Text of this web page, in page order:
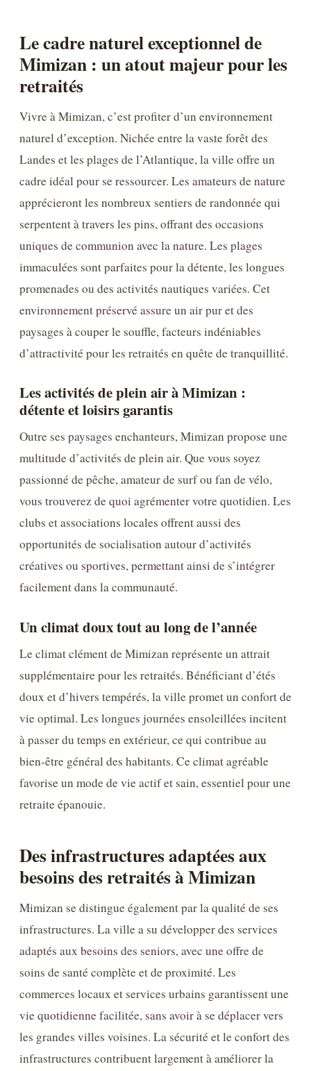
Le cadre naturel exceptionnel de
Mimizan : un atout majeur pour les
retraités
Vivre à Mimizan, c’est profiter d’un environnement
naturel d’exception. Nichée entre la vaste forêt des
Landes et les plages de l’Atlantique, la ville offre un
cadre idéal pour se ressourcer. Les amateurs de nature
apprécieront les nombreux sentiers de randonnée qui
serpentent à travers les pins, offrant des occasions
uniques de communion avec la nature. Les plages
immaculées sont parfaites pour la détente, les longues
promenades ou des activités nautiques variées. Cet
environnement préservé assure un air pur et des
paysages à couper le souffle, facteurs indéniables
d’attractivité pour les retraités en quête de tranquillité.
Les activités de plein air à Mimizan :
détente et loisirs garantis
Outre ses paysages enchanteurs, Mimizan propose une
multitude d’activités de plein air. Que vous soyez
passionné de pêche, amateur de surf ou fan de vélo,
vous trouverez de quoi agrémenter votre quotidien. Les
clubs et associations locales offrent aussi des
opportunités de socialisation autour d’activités
créatives ou sportives, permettant ainsi de s’intégrer
facilement dans la communauté.
Un climat doux tout au long de l’année
Le climat clément de Mimizan représente un attrait
supplémentaire pour les retraités. Bénéficiant d’étés
doux et d’hivers tempérés, la ville promet un confort de
vie optimal. Les longues journées ensoleillées incitent
à passer du temps en extérieur, ce qui contribue au
bien-être général des habitants. Ce climat agréable
favorise un mode de vie actif et sain, essentiel pour une
retraite épanouie.
Des infrastructures adaptées aux
besoins des retraités à Mimizan
Mimizan se distingue également par la qualité de ses
infrastructures. La ville a su développer des services
adaptés aux besoins des seniors, avec une offre de
soins de santé complète et de proximité. Les
commerces locaux et services urbains garantissent une
vie quotidienne facilitée, sans avoir à se déplacer vers
les grandes villes voisines. La sécurité et le confort des
infrastructures contribuent largement à améliorer la